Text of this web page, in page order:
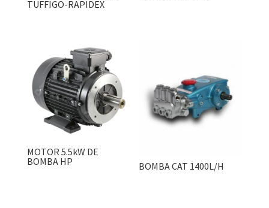
TUFFIGO-RAPIDEX
MOTOR 5.5kW DE
BOMBA HP
BOMBA CAT 1400L/H